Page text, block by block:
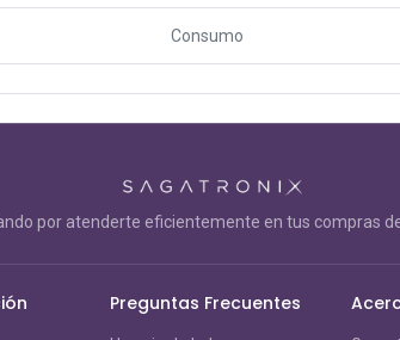
Consumo
por atenderte eficientemente en tus compras
Preguntas Frecuentes